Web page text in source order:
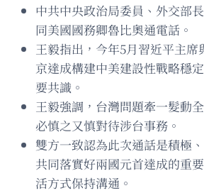
中共中央政治局委員、外交部
同美國國務卿魯比奧通電話。
王毅指出，今年5月習近平主席
京達成構建中美建設性戰略穩
要共識。
王毅強調，台灣問題牽一髮動
必慎之又慎對待涉台事務。
雙方一致認為此次通話是積極
共同落實好兩國元首達成的重
活方式保持溝通。